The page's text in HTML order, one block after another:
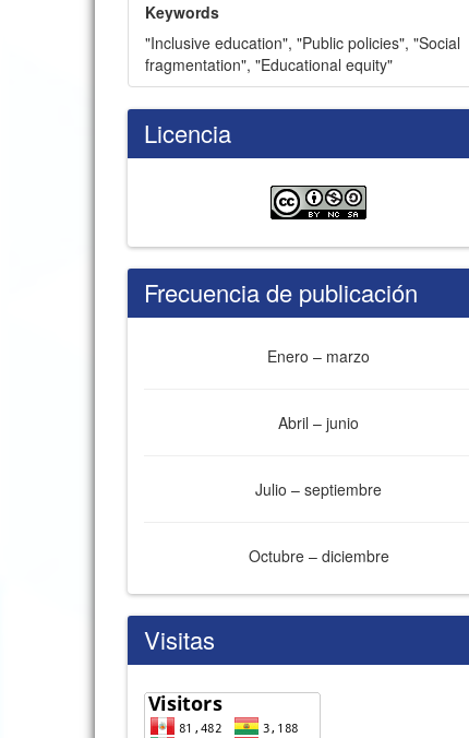
Keywords
"Inclusive education", "Public policies", "Social
fragmentation", "Educational equity"
Licencia
Frecuencia de publicación
Enero – marzo
Abril – junio
Julio – septiembre
Octubre – diciembre
Visitas